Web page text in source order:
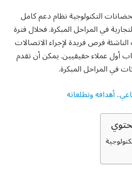
التكنولوجية نظام دعم كامل
في المراحل المبكرة. فخلال فترة
فرص فريدة لإجراء الاتصالات
أول عملاء حقيقيين. يمكن أن تقدم
في المراحل المبكرة.
أهدافه وتطلعاته